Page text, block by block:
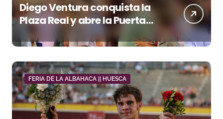
Diego Ventura conquista la
Plaza Real y abre la Puerta
Grande en El Puerto
FERIA DE LA ALBAHACA || HUESCA